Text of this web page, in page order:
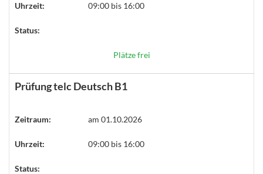
Uhrzeit: 09:00 bis 16:00
Status:
Plätze frei
Prüfung telc Deutsch B1
Zeitraum: am 01.10.2026
Uhrzeit: 09:00 bis 16:00
Status: